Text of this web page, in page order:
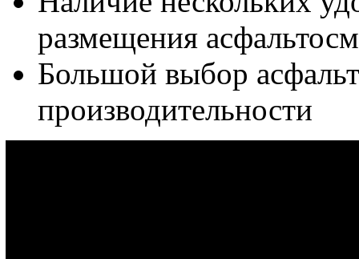
размещения
Большой выбор
производительности